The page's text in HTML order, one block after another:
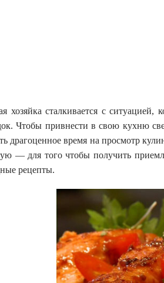
хозяйка сталкивается с
Чтобы привнести в свою кухню
драгоценное время на просмотр
— для того чтобы получить
рецепты.